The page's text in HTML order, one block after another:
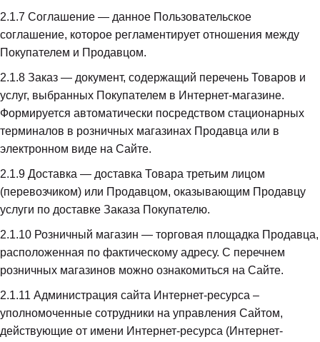
2.1.7 Соглашение — данное Пользовательское
соглашение, которое регламентирует отношения между
Покупателем и Продавцом.
2.1.8 Заказ — документ, содержащий перечень Товаров и
услуг, выбранных Покупателем в Интернет-магазине.
Формируется автоматически посредством стационарных
терминалов в розничных магазинах Продавца или в
электронном виде на Сайте.
2.1.9 Доставка — доставка Товара третьим лицом
(перевозчиком) или Продавцом, оказывающим Продавцу
услуги по доставке Заказа Покупателю.
2.1.10 Розничный магазин — торговая площадка Продавца,
расположенная по фактическому адресу. С перечнем
розничных магазинов можно ознакомиться на Сайте.
2.1.11 Администрация сайта Интернет-ресурса –
уполномоченные сотрудники на управления Сайтом,
действующие от имени Интернет-ресурса (Интернет-